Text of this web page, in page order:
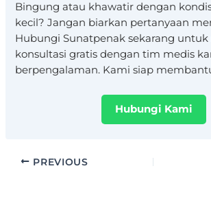
Bingung atau khawatir dengan
kecil? Jangan biarkan pertanyaan
Hubungi Sunatpenak sekarang
konsultasi gratis dengan tim medis
berpengalaman. Kami siap
Hubungi Kami
PREVIOUS